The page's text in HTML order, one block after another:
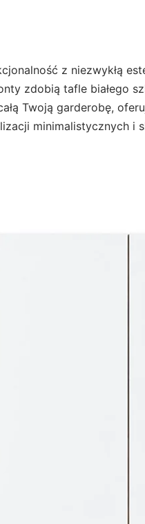
z niezwykłą
zdobią tafle białego
Twoją garderobę,
minimalistycznych i